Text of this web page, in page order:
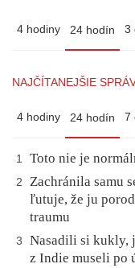
4 hodiny 24 hodín 3
NAJČÍTANEJŠIE
4 hodiny 24 hodín 7
1 Toto nie je
2
Zachránila samu
ľutuje, že ju
traumu
3
Nasadili si kukly,
z Indie museli po